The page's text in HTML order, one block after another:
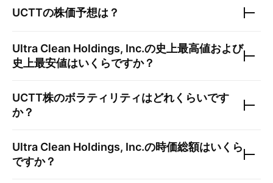
UCTTの株価予想は？
Ultra Clean Holdings, Inc.の史上最高値および
史上最安値はいくらですか？
UCTT株のボラティリティはどれくらいです
か？
Ultra Clean Holdings, Inc.の時価総額はいくら
ですか？